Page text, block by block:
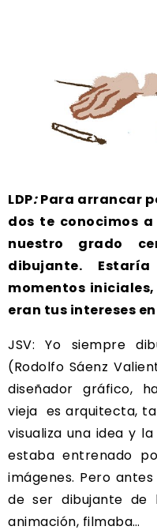
LDP:Para arrancar
dos te conocimos
nuestro grado
dibujante.
momentos
eran tus intereses
JSV: Yo siempre
(Rodolfo Sáenz
diseñador gráfico,
vieja es arquitecta,
visualiza una idea y
estaba entrenado
imágenes. Pero
de ser dibujante de
animación, filmaba…